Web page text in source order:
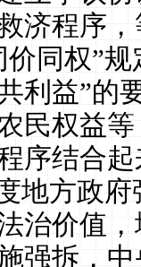
济程序
价同权”
利益”的
民权益
序结合
地方政
治价值
强拆，